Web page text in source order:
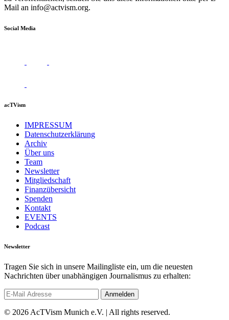
Mail an info@actvism.org.
Social Media
acTVism
IMPRESSUM
Datenschutzerklärung
Archiv
Über uns
Team
Newsletter
Mitgliedschaft
Finanzübersicht
Spenden
Kontakt
EVENTS
Podcast
Newsletter
Tragen Sie sich in unsere Mailingliste ein, um die neuesten
Nachrichten über unabhängigen Journalismus zu erhalten:
© 2026 AcTVism Munich e.V. | All rights reserved.